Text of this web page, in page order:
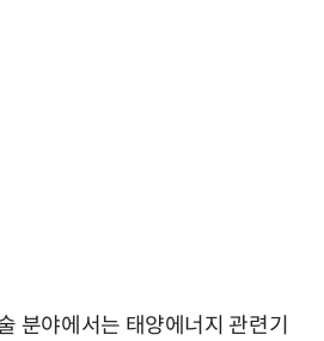
분야에서는 태양에너지 관련기